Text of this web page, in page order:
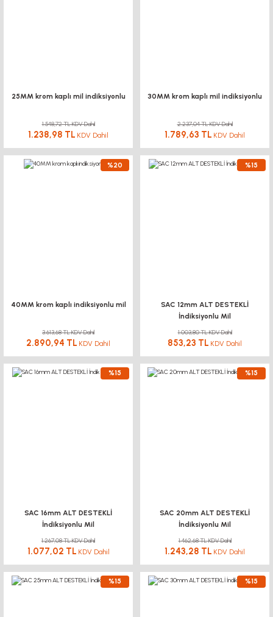
25MM krom kaplı mil indiksiyonlu
1.548,72 TL KDV Dahil
1.238,98 TL KDV Dahil
30MM krom kaplı mil indiksiyonlu
2.237,04 TL KDV Dahil
1.789,63 TL KDV Dahil
%20
40MM krom kaplı indiksiyonlu mil
3.613,68 TL KDV Dahil
2.890,94 TL KDV Dahil
%15
SAC 12mm ALT DESTEKLİ
İndiksiyonlu Mil
1.003,80 TL KDV Dahil
853,23 TL KDV Dahil
%15
SAC 16mm ALT DESTEKLİ
İndiksiyonlu Mil
1.267,08 TL KDV Dahil
1.077,02 TL KDV Dahil
%15
SAC 20mm ALT DESTEKLİ
İndiksiyonlu Mil
1.462,68 TL KDV Dahil
1.243,28 TL KDV Dahil
%15 %15